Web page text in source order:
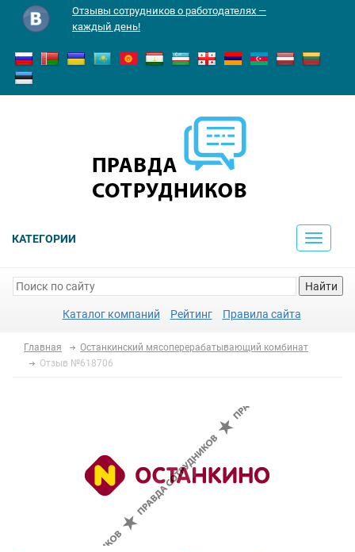
Отзывы сотрудников о работодателях —
каждый день!
КАТЕГОРИИ
Toggle
Найти
Каталог компаний Рейтинг Правила сайта
Главная
Останкинский мясоперерабатывающий комбинат
Отзыв №618706